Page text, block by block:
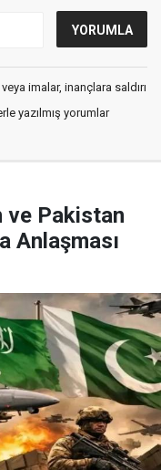
imalar, inançlara saldırı
yazılmış yorumlar
ve Pakistan
Anlaşması